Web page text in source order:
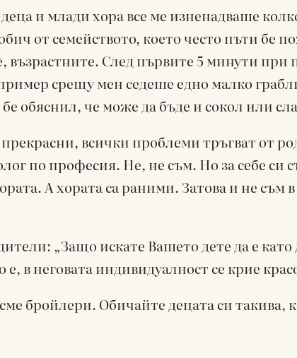
и млади хора все ме изненадваше
от семейството, което често пъти бе
След първите 5 минути при
срещу мен седеше едно малко
обяснил, че може да бъде и сокол или
всички проблеми тръгват от
по професия. Не, не съм. Но за себе си
А хората са раними. Затова и не съм
„Защо искате Вашето дете да е
в неговата индивидуалност се крие
бройлери. Обичайте децата си такива,